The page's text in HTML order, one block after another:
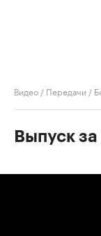
Видео / Передачи /
Выпуск